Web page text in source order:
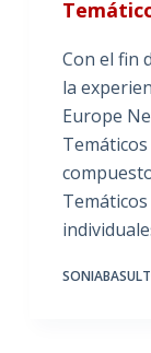
Con el fin
la
Europe